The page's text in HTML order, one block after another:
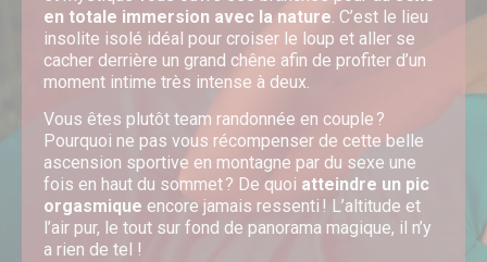
en totale immersion avec la nature. C’est le lieu
insolite isolé idéal pour croiser le loup et aller se
cacher derrière un grand chêne afin de profiter d’un
moment intime très intense à deux.
Vous êtes plutôt team randonnée en couple ?
Pourquoi ne pas vous récompenser de cette belle
ascension sportive en montagne par du sexe une
fois en haut du sommet ? De quoi atteindre un pic
orgasmique encore jamais ressenti ! L’altitude et
l’air pur, le tout sur fond de panorama magique, il n’y
a rien de tel !